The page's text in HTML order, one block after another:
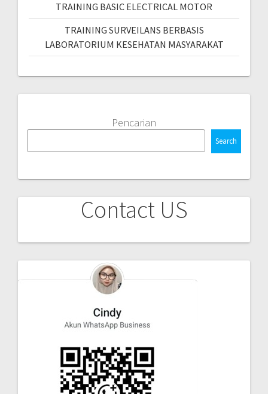
TRAINING BASIC ELECTRICAL MOTOR
TRAINING SURVEILANS BERBASIS
LABORATORIUM KESEHATAN MASYARAKAT
Pencarian
Search
Contact US